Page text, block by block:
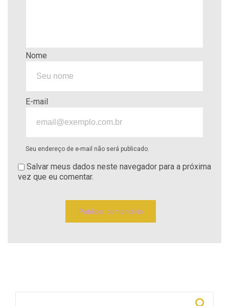
Nome
E-mail
Seu endereço de e-mail não será publicado.
Salvar meus dados neste navegador para a próxima
vez que eu comentar.